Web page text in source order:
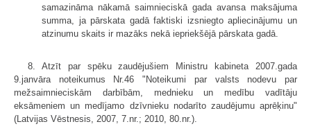
samazināma nākamā saimnieciskā gada avansa maksājuma
summa, ja pārskata gadā faktiski izsniegto apliecinājumu un
atzinumu skaits ir mazāks nekā iepriekšējā pārskata gadā.
8. Atzīt par spēku zaudējušiem Ministru kabineta 2007.gada
9.janvāra noteikumus Nr.46 "Noteikumi par valsts nodevu par
mežsaimnieciskām darbībām, mednieku un medību vadītāju
eksāmeniem un medījamo dzīvnieku nodarīto zaudējumu aprēķinu"
(Latvijas Vēstnesis, 2007, 7.nr.; 2010, 80.nr.).